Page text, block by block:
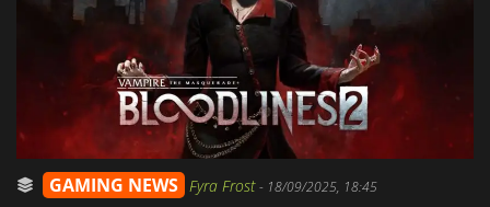
GAMING NEWS Fyra Frost- 18/09/2025, 18:45